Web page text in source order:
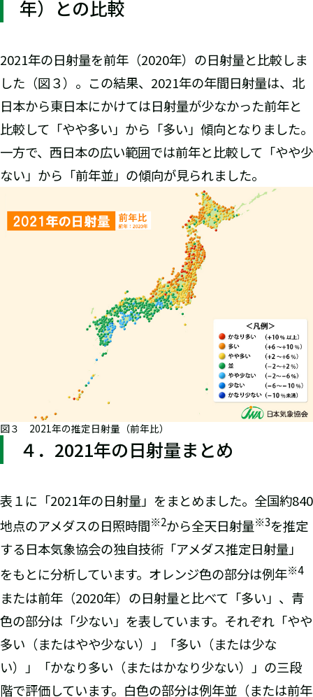
年）との比較
2021年の日射量を前年（2020年）の日射量と比較しま
した（図３）。この結果、2021年の年間日射量は、北
日本から東日本にかけては日射量が少なかった前年と
比較して「やや多い」から「多い」傾向となりました。
一方で、西日本の広い範囲では前年と比較して「やや少
ない」から「前年並」の傾向が見られました。
図３ 2021年の推定日射量（前年比）
４．2021年の日射量まとめ
表１に「2021年の日射量」をまとめました。全国約840
地点のアメダスの日照時間※2から全天日射量※3を推定
する日本気象協会の独自技術「アメダス推定日射量」
をもとに分析しています。オレンジ色の部分は例年※4
または前年（2020年）の日射量と比べて「多い」、青
色の部分は「少ない」を表しています。それぞれ「やや
多い（またはやや少ない）」「多い（または少な
い）」「かなり多い（またはかなり少ない）」の三段
階で評価しています。白色の部分は例年並（または前年